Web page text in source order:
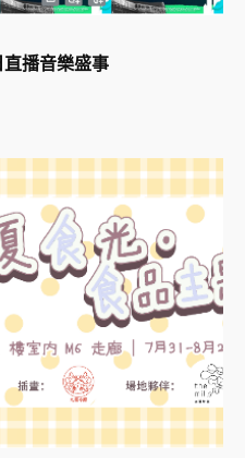
播音樂盛事